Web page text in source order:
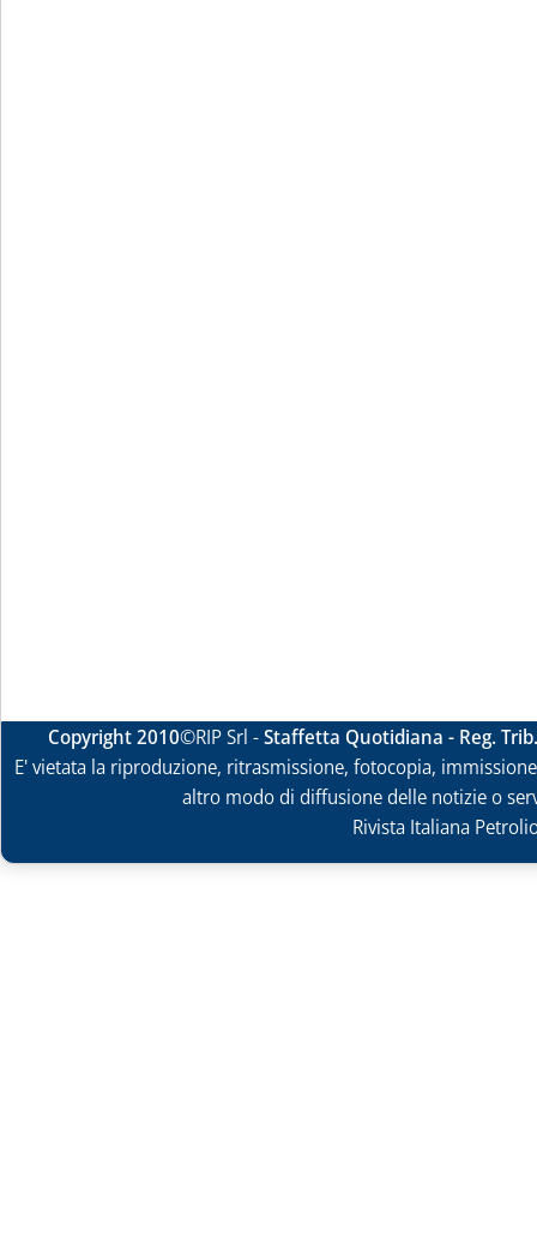
Copyright 2010©RIP Srl -Staffetta Quotidiana - Reg.
E' vietata la riproduzione, ritrasmissione, fotocopia,
altro modo di diffusione delle notizie o
Rivista Italiana